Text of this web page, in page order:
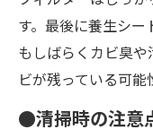
す。最後に養生シ
もしばらくカビ臭
ビが残っている可能
●清掃時の注意